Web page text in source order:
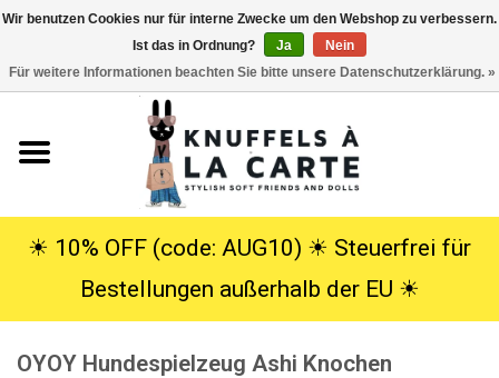
Kuscheltiere
SALE
☀︎ 10% OFF (code: AUG10) ☀︎ Steuerfrei für
Bestellungen außerhalb der EU ☀︎
OYOY Hundespielzeug Ashi Knochen
Wir benutzen Cookies nur für interne Zwecke um den Webshop zu verbessern.
Ist das in Ordnung?
Ja
Nein
Für weitere Informationen beachten Sie bitte unsere Datenschutzerklärung. »